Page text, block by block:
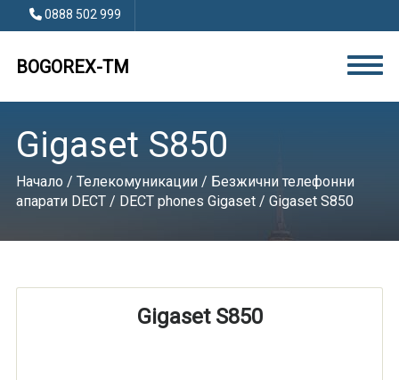
0888 502 999
BOGOREX-TM
Gigaset S850
Начало/ Телекомуникации/ Безжични телефонни
апарати DECT/ DECT phones Gigaset/ Gigaset S850
Gigaset S850